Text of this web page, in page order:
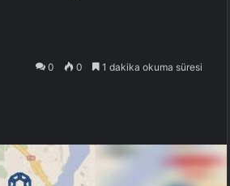
0 0 1 dakika okuma süresi